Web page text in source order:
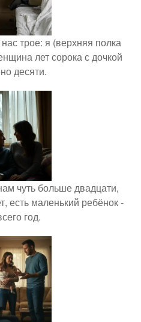
трое: я (верхняя полка
лет сорока с дочкой
десяти.
чуть больше двадцати,
есть маленький ребёнок -
год.